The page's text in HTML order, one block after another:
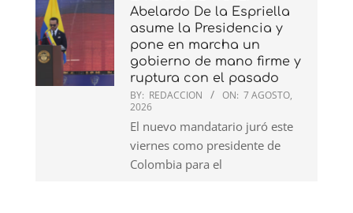
Abelardo De la Espriella
asume la Presidencia y
pone en marcha un
gobierno de mano firme y
ruptura con el pasado
BY: REDACCION ON: 7 AGOSTO,
2026
El nuevo mandatario juró este
viernes como presidente de
Colombia para el